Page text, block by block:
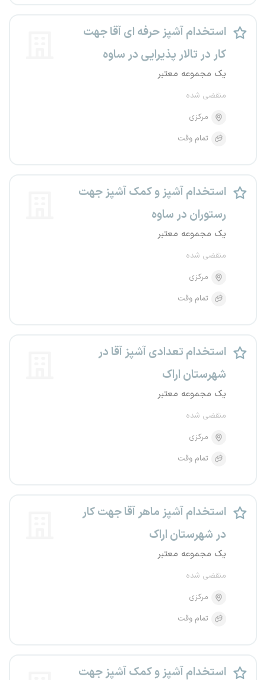
استخدام آشپز حرفه ای آقا جهت
کار در تالار پذیرایی در ساوه
یک مجموعه معتبر
منقضی شده
مرکزی
تمام وقت
استخدام آشپز و کمک آشپز جهت
رستوران در ساوه
یک مجموعه معتبر
منقضی شده
مرکزی
تمام وقت
استخدام تعدادی آشپز آقا در
شهرستان اراک
یک مجموعه معتبر
منقضی شده
مرکزی
تمام وقت
استخدام آشپز ماهر آقا جهت کار
در شهرستان اراک
یک مجموعه معتبر
منقضی شده
مرکزی
تمام وقت
استخدام آشپز و کمک آشپز جهت